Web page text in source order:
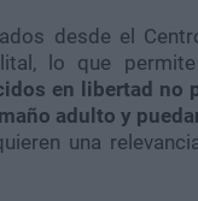
desde el
lo que
en libertad no
adulto y
una